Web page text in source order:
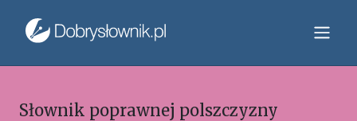
Słownik poprawnej polszczyzny